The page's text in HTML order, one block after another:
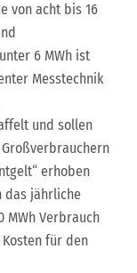
von acht bis 16
6 MWh ist
Messtechnik
und sollen
erhoben
das jährliche
MWh Verbrauch
Kosten für den